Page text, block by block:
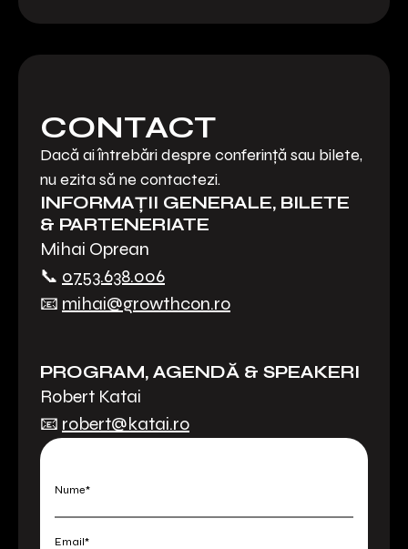
CONTACT
Dacă ai întrebări despre conferință sau bilete,
nu ezita să ne contactezi.
INFORMAȚII GENERALE, BILETE
& PARTENERIATE
Mihai Oprean
📞 0753.638.006
📧 mihai@growthcon.ro
PROGRAM, AGENDĂ & SPEAKERI
Robert Katai
📧 robert@katai.ro
Nume*
Email*